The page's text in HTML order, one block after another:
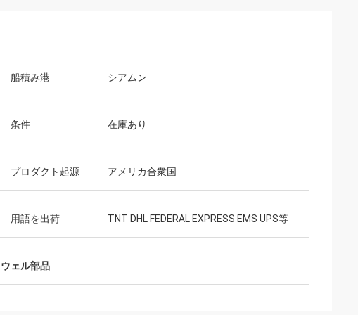
船積み港 シアムン
条件 在庫あり
プロダクト起源 アメリカ合衆国
用語を出荷 TNT DHL FEDERAL EXPRESS EMS UPS等
ェル部品